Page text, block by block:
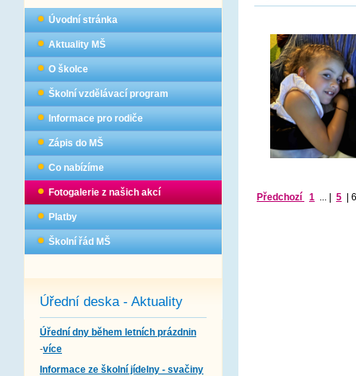
Úvodní stránka
Aktuality MŠ
O školce
Školní vzdělávací program
Informace pro rodiče
Zápis do MŠ
Co nabízíme
Fotogalerie z našich akcí
Platby
Školní řád MŠ
Úřední deska - Aktuality
Úřední dny během letních prázdnin
-více
Informace ze školní jídelny - svačiny
Předchozí 1 5 6